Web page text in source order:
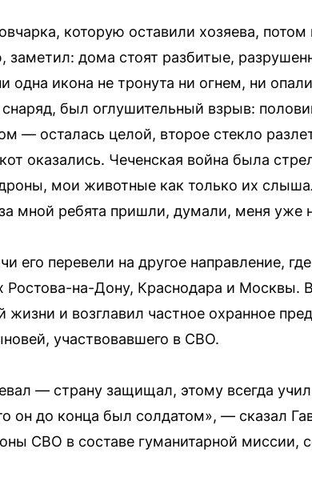
которую оставили хозяева,
заметил: дома стоят разбитые,
одна икона не тронута ни огнем, ни
был оглушительный взрыв:
— осталась целой, второе стекло
оказались. Чеченская война была
мои животные как только их
мной ребята пришли, думали, меня
его перевели на другое направление,
Ростова-на-Дону, Краснодара и Москвы.
жизни и возглавил частное охранное
участвовавшего в СВО.
— страну защищал, этому всегда
он до конца был солдатом», — сказал
СВО в составе гуманитарной миссии,